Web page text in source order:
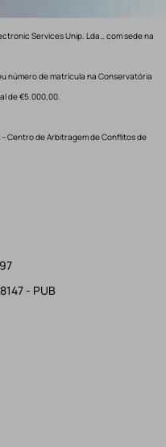
Services Unip. Lda., com sede na
número de matrícula na Conservatória
de €5.000,00.
Centro de Arbitragem de Conflitos de
- PUB